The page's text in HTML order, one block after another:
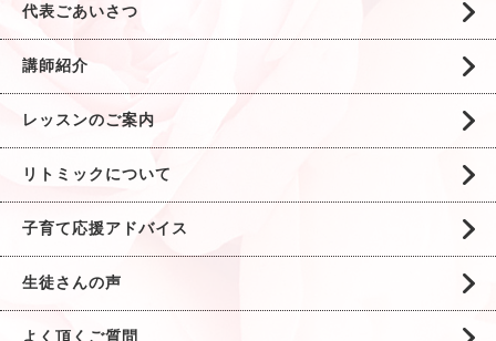
代表ごあいさつ
講師紹介
レッスンのご案内
リトミックについて
子育て応援アドバイス
生徒さんの声
よく頂くご質問